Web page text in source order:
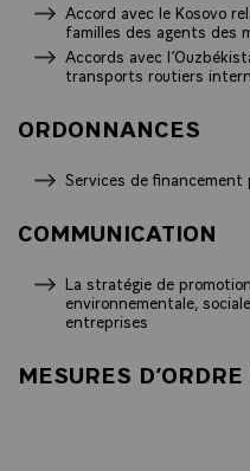
Accord avec le Kosovo
familles des agents des
Accords avec
transports routiers
ORDONNANCES
Services de
COMMUNICATION
La stratégie de
environnementale,
entreprises
MESURES